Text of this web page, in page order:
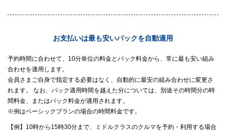
お支払いは最も安いパックを自動適用
予約時間に合わせて、10分単位の料金とパック料金から、常に最も安い組み
合わせを適用します。
会員さまご自身で指定する必要はなく、自動的に最安の組み合わせに変更さ
れます。 なお、パック適用時間を越えた分については、別途その時間分の時
間料金、またはパック料金が適用されます。
※例はベーシックプランの場合の時間料金です。
【例】10時から15時30分まで、ミドルクラスのクルマを予約・利用する場合